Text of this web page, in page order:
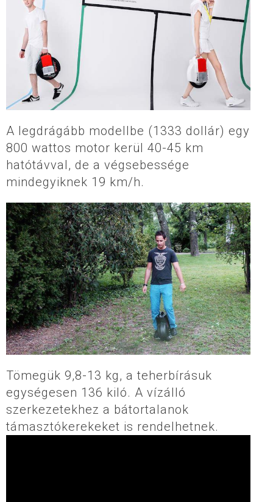
A legdrágább modellbe (1333 dollár) egy
800 wattos motor kerül 40-45 km
hatótávval, de a végsebessége
mindegyiknek 19 km/h.
Tömegük 9,8-13 kg, a teherbírásuk
egységesen 136 kiló. A vízálló
szerkezetekhez a bátortalanok
támasztókerekeket is rendelhetnek.